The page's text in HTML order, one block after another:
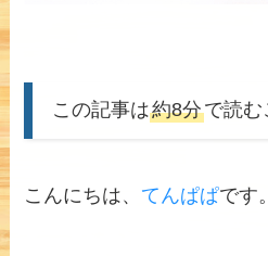
この記事は約8分で読む
こんにちは、 てんぱぱです。